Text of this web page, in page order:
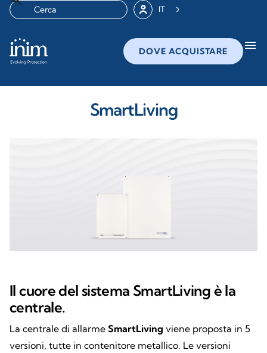
IT
DOVE ACQUISTARE menu
SmartLiving
Il cuore del sistema SmartLiving è la
centrale.
La centrale di allarme SmartLiving viene proposta in 5
versioni, tutte in contenitore metallico. Le versioni